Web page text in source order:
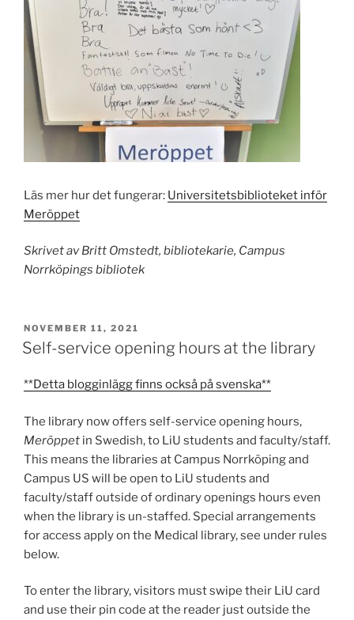
Läs mer hur det fungerar: Universitetsbiblioteket inför
Meröppet
Skrivet av Britt Omstedt, bibliotekarie, Campus
Norrköpings bibliotek
POSTED
ON
NOVEMBER 11, 2021
Self-service opening hours at the library
**Detta blogginlägg finns också på svenska**
The library now offers self-service opening hours,
Meröppet in Swedish, to LiU students and faculty/staff.
This means the libraries at Campus Norrköping and
Campus US will be open to LiU students and
faculty/staff outside of ordinary openings hours even
when the library is un-staffed. Special arrangements
for access apply on the Medical library, see under rules
below.
To enter the library, visitors must swipe their LiU card
and use their pin code at the reader just outside the